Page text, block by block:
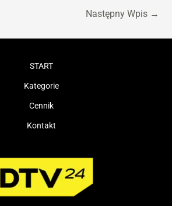
Następny Wpis →
START
Kategorie
Cennik
Kontakt